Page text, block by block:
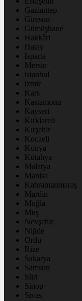
Gaziantep
Giresun
Gümüşhane
Hakkâri
Hatay
Isparta
Mersin
istanbul
izmir
Kars
Kastamonu
Kayseri
Kırklareli
Kırşehir
Kocaeli
Konya
Kütahya
Malatya
Manisa
Kahramanmaraş
Mardin
Muğla
Muş
Nevşehir
Niğde
Ordu
Rize
Sakarya
Samsun
Siirt
Sinop
Sivas